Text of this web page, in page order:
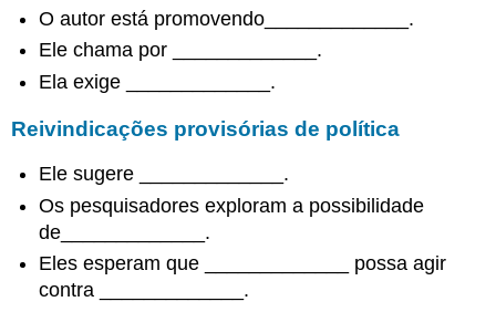
O autor está promovendo_____________.
Ele chama por _____________.
Ela exige _____________.
Reivindicações provisórias de política
Ele sugere _____________.
Os pesquisadores exploram a possibilidade
de_____________.
Eles esperam que _____________ possa agir
contra _____________.